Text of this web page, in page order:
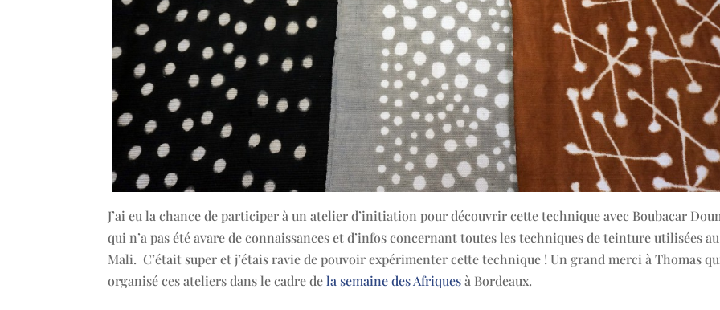
J’ai eu la chance de participer à un atelier d’initiation pour découvrir cette technique avec Boubacar
qui n’a pas été avare de connaissances et d’infos concernant toutes les techniques de teinture utilisées au
Mali. C’était super et j’étais ravie de pouvoir expérimenter cette technique ! Un grand merci à Thomas
organisé ces ateliers dans le cadre dela semaine des Afriquesà Bordeaux.